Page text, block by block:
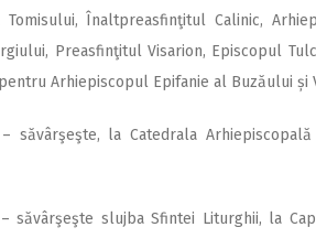
Tomisului, Înaltpreasfinţitul Calinic,
Preasfinţitul Visarion, Episcopul
Arhiepiscopul Epifanie al Buzăului și
săvârşeşte, la Catedrala
– săvârşeşte slujba Sfintei Liturghii, la